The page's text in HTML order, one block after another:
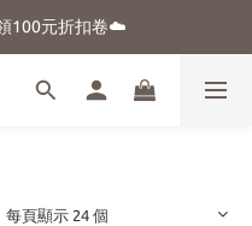
雨用抗UV自動傘"
100元折扣卷☁️
優惠⭐
每頁顯示 24 個